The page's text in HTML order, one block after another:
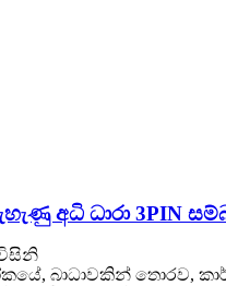
අධි ධාරා
විසිනි
බාධාවකින් තොරව,